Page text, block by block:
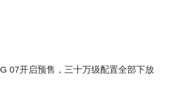
07开启预售，三十万级配置全部下放